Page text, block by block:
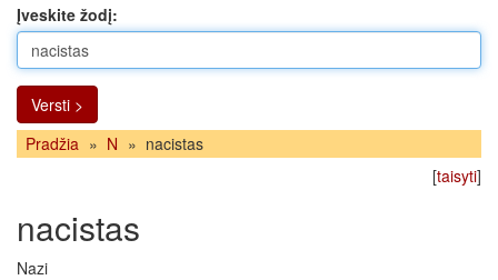
Įveskite žodį:
Versti >
Pradžia » N » nacistas
[taisyti]
nacistas
Nazi